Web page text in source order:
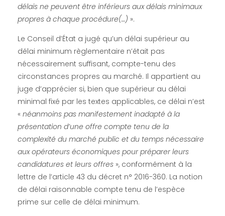
délais ne peuvent être inférieurs aux délais minimaux
propres à chaque procédure(…) ».
Le Conseil d’État a jugé qu’un délai supérieur au
délai minimum règlementaire n’était pas
nécessairement suffisant, compte-tenu des
circonstances propres au marché. Il appartient au
juge d’apprécier si, bien que supérieur au délai
minimal fixé par les textes applicables, ce délai n’est
« néanmoins pas manifestement inadapté à la
présentation d’une offre compte tenu de la
complexité du marché public et du temps nécessaire
aux opérateurs économiques pour préparer leurs
candidatures et leurs offres », conformément à la
lettre de l’article 43 du décret n° 2016-360. La notion
de délai raisonnable compte tenu de l’espèce
prime sur celle de délai minimum.